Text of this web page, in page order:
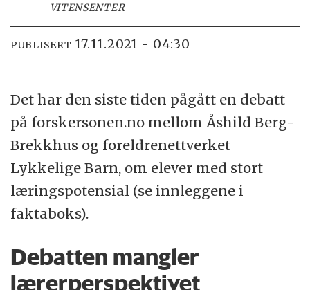
VITENSENTER
PUBLISERT 17.11.2021 - 04:30
Det har den siste tiden pågått en debatt
på forskersonen.no mellom Åshild Berg-
Brekkhus og foreldrenettverket
Lykkelige Barn, om elever med stort
læringspotensial (se innleggene i
faktaboks).
Debatten mangler
lærerperspektivet